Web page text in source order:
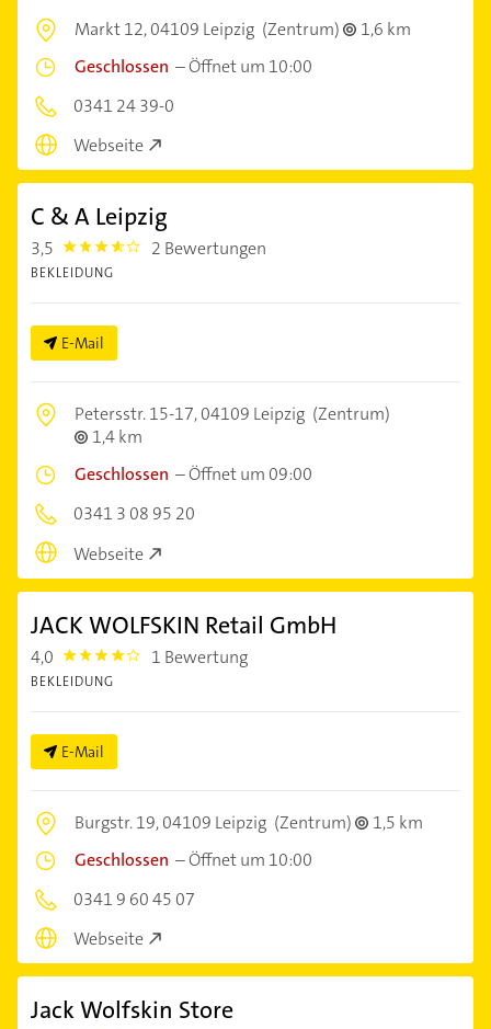
Markt 12,04109 Leipzig (Zentrum)
1,6 km
Geschlossen –Öffnet um 10:00
0341 24 39-0
Webseite
C & A Leipzig
3,5 3.5 2 Bewertungen
BEKLEIDUNG
E-Mail
Petersstr. 15-17,04109 Leipzig (Zentrum)
1,4 km
Geschlossen –Öffnet um 09:00
0341 3 08 95 20
Webseite
JACK WOLFSKIN Retail GmbH
4,0 4.0 1 Bewertung
BEKLEIDUNG
E-Mail
Burgstr. 19,04109 Leipzig (Zentrum)
1,5 km
Geschlossen –Öffnet um 10:00
0341 9 60 45 07
Webseite
Jack Wolfskin Store